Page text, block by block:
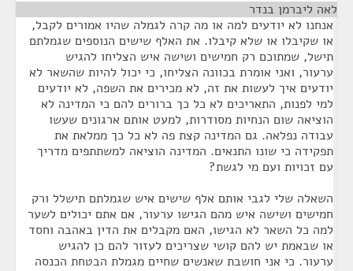
לאה ליברמן בנדר
אנחנו לא יודעים למה או מה קרה לגמלה שהיו אמורים לקבל,
או שקיבלו או שלא קיבלו. את האלף שישים הנוספים שגמלתם
תישל, שמתוכם רק חמישים ושישה איש הצליחו להגיש
ערעור, ואני אומרת בכוונה הצליחו, כי יכול להיות שהשאר לא
יודעים איך לעשות את זה, לא מכירים את השפה, לא יודעים
למי לפנות, התאריכים לא כל כך ברורים להם כי המדינה לא
הוציאה שום הנחיות מסודרות, למעט אותם ארגונים שעשו
עבודה נפלאה. גם המדינה קצת פה לא כל כך ממלאת את
תפקידה כי שונו התנאים. המדינה הוציאה למשתתפים מדריך
עם זכויות ועם מי לגשת?
השאלה שלי לגבי אותם אלף שישים איש שגמלתם תישלל ורק
חמישים ושישה איש מהם הגישו ערעור, אם אתם יכולים לשער
למה כל השאר לא הגישו, האם מקבלים את הדין באהבה וחסד
או שבאמת יש להם קושי שצריכים לעזור להם כן להגיש
ערעור. כי אני חושבת שאנשים שחיים מגמלת הבטחת הכנסה